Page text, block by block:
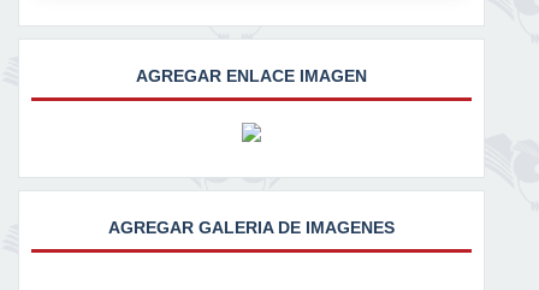
AGREGAR ENLACE IMAGEN
AGREGAR GALERIA DE IMAGENES